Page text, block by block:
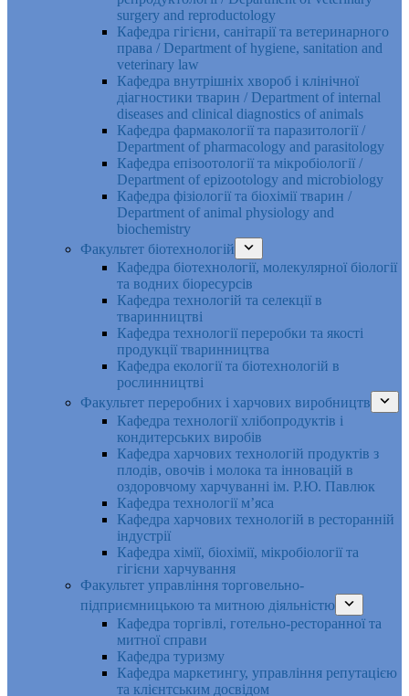
surgery and reproductology
Кафедра гігієни, санітарії та ветеринарного
права / Department of hygiene, sanitation and
veterinary law
Кафедра внутрішніх хвороб і клінічної
діагностики тварин / Department of internal
diseases and clinical diagnostics of animals
Кафедра фармакології та паразитології /
Department of pharmacology and parasitology
Кафедра епізоотології та мікробіології /
Department of epizootology and microbiology
Кафедра фізіології та біохімії тварин /
Department of animal physiology and
biochemistry
Факультет біотехнологій
Кафедра біотехнології, молекулярної біології
та водних біоресурсів
Кафедра технологій та селекції в
тваринництві
Кафедра технології переробки та якості
продукції тваринництва
Кафедра екології та біотехнологій в
рослинництві
Факультет переробних і харчових виробництв
Кафедра технології хлібопродуктів і
кондитерських виробів
Кафедра харчових технологій продуктів з
плодів, овочів і молока та інновацій в
оздоровчому харчуванні ім. Р.Ю. Павлюк
Кафедра технології м’яса
Кафедра харчових технологій в ресторанній
індустрії
Кафедра хімії, біохімії, мікробіології та
гігієни харчування
Факультет управління торговельно-
підприємницькою та митною діяльністю
Кафедра торгівлі, готельно-ресторанної та
митної справи
Кафедра туризму
Кафедра маркетингу, управління репутацією
та клієнтським досвідом